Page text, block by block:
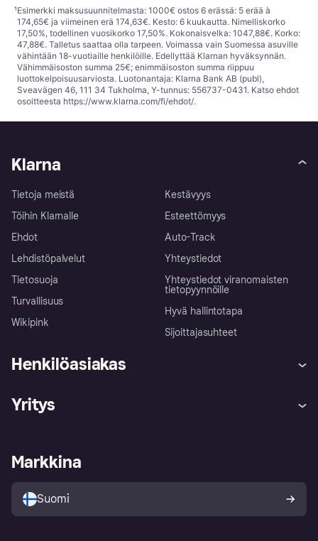
¹Esimerkki maksusuunnitelmasta: 1000€ ostos 6 erässä: 5 erää à
174,65€ ja viimeinen erä 174,63€. Kesto: 6 kuukautta. Nimelliskorko
17,50%, todellinen vuosikorko 17,50%. Kokonaisvelka: 1047,88€. Korko:
47,88€. Talletus saattaa olla tarpeen. Voimassa vain Suomessa asuville
vähintään 18-vuotiaille henkilöille. Edellyttää Klarnan hyväksynnän.
Vähimmäisoston summa 25€; enimmäisoston summa riippuu
luottokelpoisuusarviosta. Luotonantaja: Klarna Bank AB (publ),
Sveavägen 46, 111 34 Tukholma, Y-tunnus: 556737-0431. Katso ehdot
osoitteesta https://www.klarna.com/fi/ehdot/.
Klarna
Tietoja meistä
Töihin Klarnalle
Ehdot
Lehdistöpalvelut
Tietosuoja
Turvallisuus
Wikipink
Kestävyys
Esteettömyys
Auto-Track
Yhteystiedot
Yhteystiedot viranomaisten
tietopyynnöille
Hyvä hallintotapa
Sijoittajasuhteet
Henkilöasiakas
Kirjaudu sisään
Tutustu kauppoihin
Ostajan turva
Yritys
Kirjaudu sisään yrityksenä
Markkina
Suomi